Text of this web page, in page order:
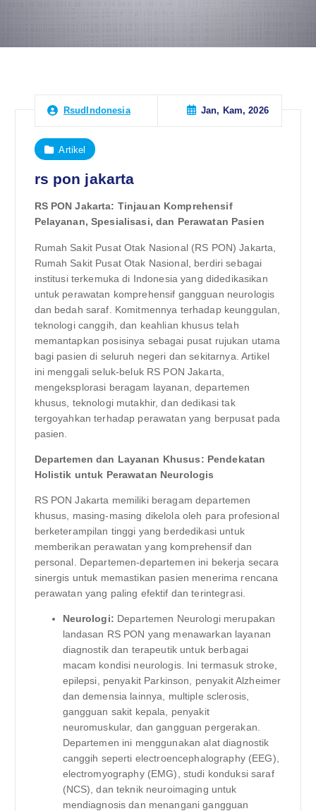
RsudIndonesia Jan, Kam, 2026
Artikel
rs pon jakarta
RS PON Jakarta: Tinjauan Komprehensif
Pelayanan, Spesialisasi, dan Perawatan Pasien
Rumah Sakit Pusat Otak Nasional (RS PON) Jakarta,
Rumah Sakit Pusat Otak Nasional, berdiri sebagai
institusi terkemuka di Indonesia yang didedikasikan
untuk perawatan komprehensif gangguan neurologis
dan bedah saraf. Komitmennya terhadap keunggulan,
teknologi canggih, dan keahlian khusus telah
memantapkan posisinya sebagai pusat rujukan utama
bagi pasien di seluruh negeri dan sekitarnya. Artikel
ini menggali seluk-beluk RS PON Jakarta,
mengeksplorasi beragam layanan, departemen
khusus, teknologi mutakhir, dan dedikasi tak
tergoyahkan terhadap perawatan yang berpusat pada
pasien.
Departemen dan Layanan Khusus: Pendekatan
Holistik untuk Perawatan Neurologis
RS PON Jakarta memiliki beragam departemen
khusus, masing-masing dikelola oleh para profesional
berketerampilan tinggi yang berdedikasi untuk
memberikan perawatan yang komprehensif dan
personal. Departemen-departemen ini bekerja secara
sinergis untuk memastikan pasien menerima rencana
perawatan yang paling efektif dan terintegrasi.
Neurologi: Departemen Neurologi merupakan
landasan RS PON yang menawarkan layanan
diagnostik dan terapeutik untuk berbagai
macam kondisi neurologis. Ini termasuk stroke,
epilepsi, penyakit Parkinson, penyakit Alzheimer
dan demensia lainnya, multiple sclerosis,
gangguan sakit kepala, penyakit
neuromuskular, dan gangguan pergerakan.
Departemen ini menggunakan alat diagnostik
canggih seperti electroencephalography (EEG),
electromyography (EMG), studi konduksi saraf
(NCS), dan teknik neuroimaging untuk
mendiagnosis dan menangani gangguan